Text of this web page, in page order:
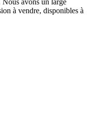
avons un large
à vendre, disponibles à